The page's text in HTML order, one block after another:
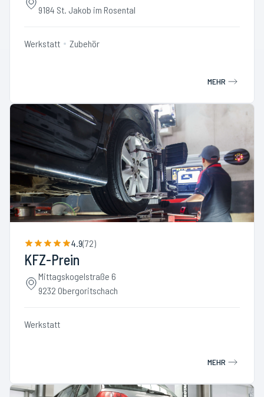
9184 St. Jakob im Rosental
Werkstatt Zubehör
MEHR
4.9(72)
KFZ-Prein
Mittagskogelstraße 6
9232 Obergoritschach
Werkstatt
MEHR